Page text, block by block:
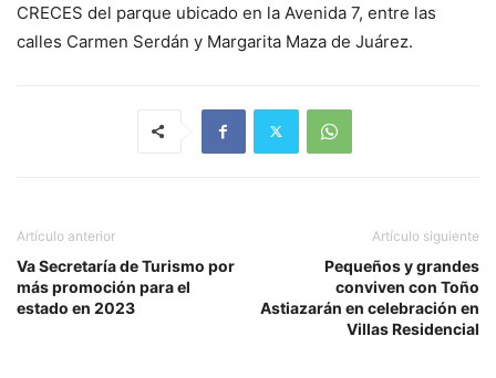
CRECES del parque ubicado en la Avenida 7, entre las
calles Carmen Serdán y Margarita Maza de Juárez.
Artículo anterior
Va Secretaría de Turismo por
más promoción para el
estado en 2023
Artículo siguiente
Pequeños y grandes
conviven con Toño
Astiazarán en celebración en
Villas Residencial